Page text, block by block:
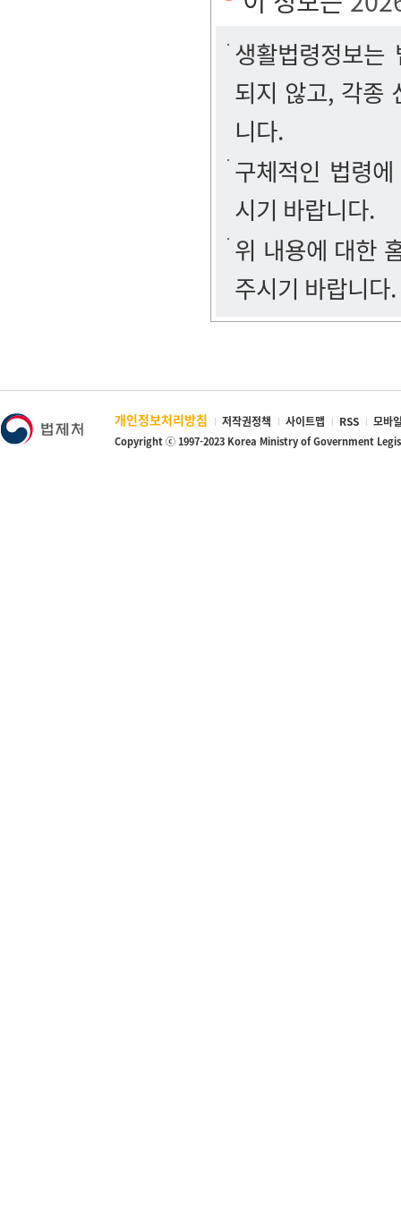
생활법령정보
되지 않고, 각종
니다.
구체적인 법령
시기 바랍니다.
위 내용에 대한
주시기 바랍니다.
개인정보처리방침 저작권정책 사이트맵 RSS 모바
Copyright ⓒ 1997-2023 Korea Ministry of Government